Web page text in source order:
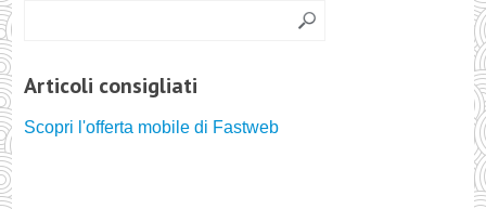
Articoli consigliati
Scopri l'offerta mobile di Fastweb